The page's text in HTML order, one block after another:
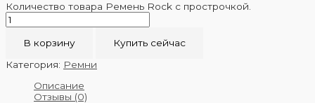
Количество товара Ремень Rock с прострочкой.
В корзину
Купить сейчас
Категория: Ремни
Описание
Отзывы (0)